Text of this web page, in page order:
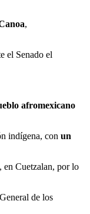
, ​
el Senado el
afromexicano
indígena, con un
, en Cuetzalan, por lo
de los